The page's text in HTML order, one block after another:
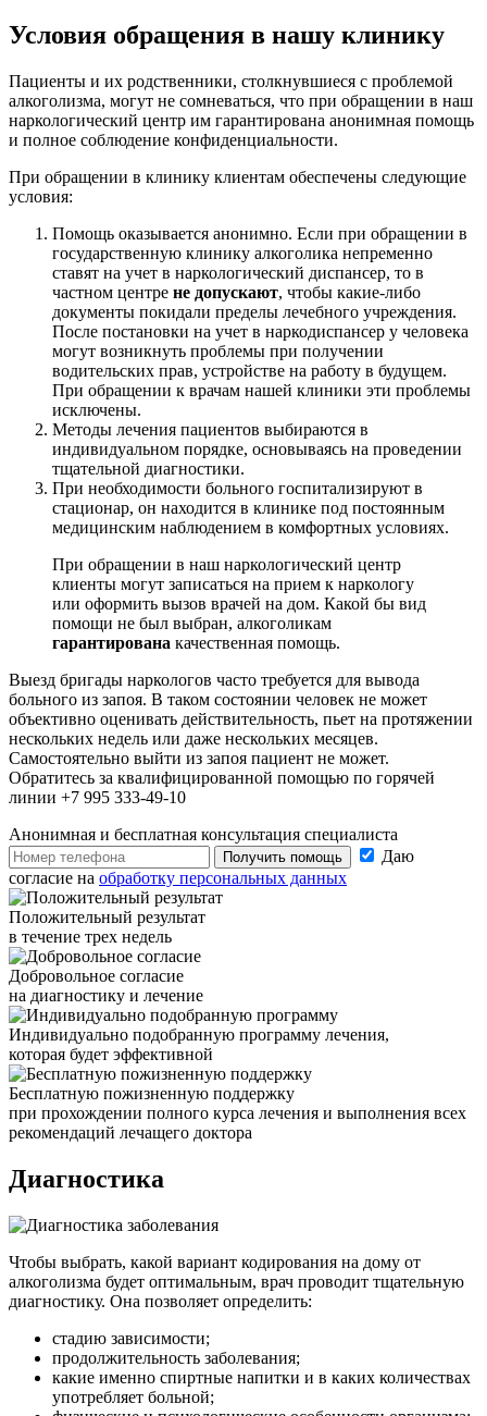
Условия обращения в нашу клинику
Пациенты и их родственники, столкнувшиеся с проблемой
алкоголизма, могут не сомневаться, что при обращении в наш
наркологический центр им гарантирована анонимная помощь
и полное соблюдение конфиденциальности.
При обращении в клинику клиентам обеспечены следующие
условия:
Помощь оказывается анонимно. Если при обращении в
государственную клинику алкоголика непременно
ставят на учет в наркологический диспансер, то в
частном центре не допускают, чтобы какие-либо
документы покидали пределы лечебного учреждения.
После постановки на учет в наркодиспансер у человека
могут возникнуть проблемы при получении
водительских прав, устройстве на работу в будущем.
При обращении к врачам нашей клиники эти проблемы
исключены.
Методы лечения пациентов выбираются в
индивидуальном порядке, основываясь на проведении
тщательной диагностики.
При необходимости больного госпитализируют в
стационар, он находится в клинике под постоянным
медицинским наблюдением в комфортных условиях.
При обращении в наш наркологический центр
клиенты могут записаться на прием к наркологу
или оформить вызов врачей на дом. Какой бы вид
помощи не был выбран, алкоголикам
гарантирована качественная помощь.
Выезд бригады наркологов часто требуется для вывода
больного из запоя. В таком состоянии человек не может
объективно оценивать действительность, пьет на протяжении
нескольких недель или даже нескольких месяцев.
Самостоятельно выйти из запоя пациент не может.
Обратитесь за квалифицированной помощью по горячей
линии +7 995 333-49-10
Анонимная и бесплатная консультация специалиста
Получить помощь
Даю
согласие на обработку персональных данных
Положительный результат
в течение трех недель
Добровольное согласие
на диагностику и лечение
Индивидуально подобранную программу лечения,
которая будет эффективной
Бесплатную пожизненную поддержку
при прохождении полного курса лечения и выполнения всех
рекомендаций лечащего доктора
Диагностика
Чтобы выбрать, какой вариант кодирования на дому от
алкоголизма будет оптимальным, врач проводит тщательную
диагностику. Она позволяет определить:
стадию зависимости;
продолжительность заболевания;
какие именно спиртные напитки и в каких количествах
употребляет больной;